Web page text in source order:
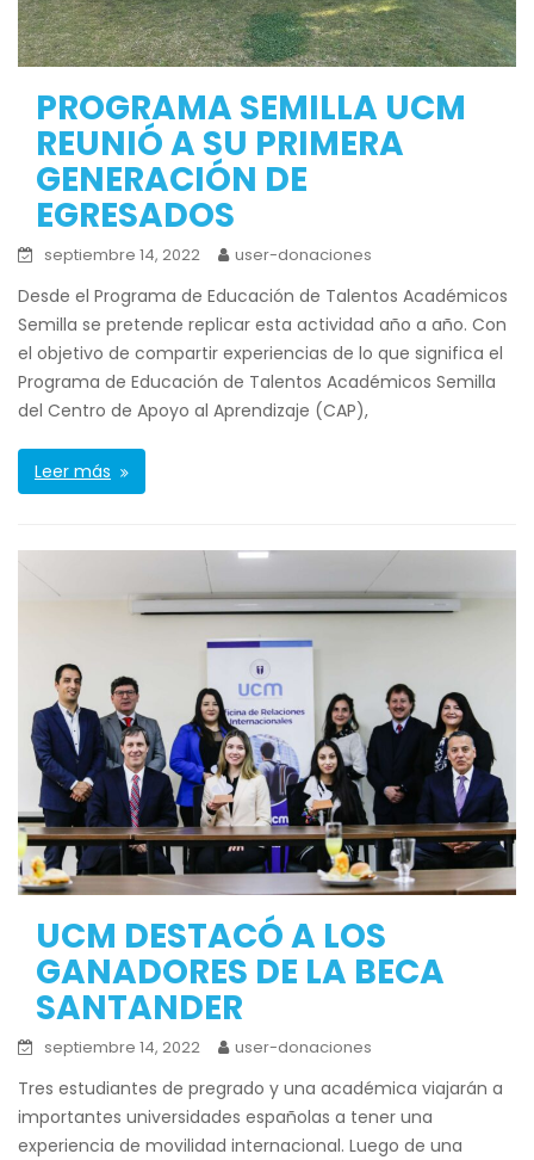
PROGRAMA SEMILLA UCM
REUNIÓ A SU PRIMERA
GENERACIÓN DE
EGRESADOS
septiembre 14, 2022 user-donaciones
Desde el Programa de Educación de Talentos Académicos
Semilla se pretende replicar esta actividad año a año. Con
el objetivo de compartir experiencias de lo que significa el
Programa de Educación de Talentos Académicos Semilla
del Centro de Apoyo al Aprendizaje (CAP),
Leer más
UCM DESTACÓ A LOS
GANADORES DE LA BECA
SANTANDER
septiembre 14, 2022 user-donaciones
Tres estudiantes de pregrado y una académica viajarán a
importantes universidades españolas a tener una
experiencia de movilidad internacional. Luego de una